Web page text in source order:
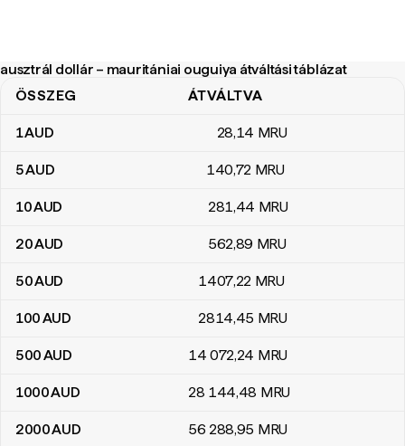
ausztrál dollár – mauritániai ouguiya átváltási táblázat
ausztrál dollár – mauritániai ouguiya átváltási táblázat
ÖSSZEG ÁTVÁLTVA
1AUD 28,14 MRU
5AUD 140,72 MRU
10AUD 281,44 MRU
20AUD 562,89 MRU
50AUD 1407,22 MRU
100AUD 2814,45 MRU
500AUD 14 072,24 MRU
1000AUD 28 144,48 MRU
2000AUD 56 288,95 MRU